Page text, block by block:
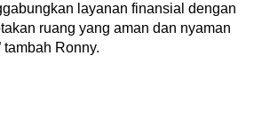
layanan finansial dengan
ruang yang aman dan nyaman
tambah Ronny.